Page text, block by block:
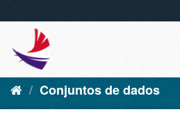
Conjuntos de dados